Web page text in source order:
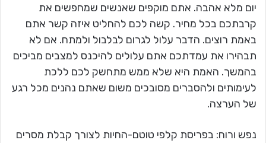
יום מלא אהבה. אתם מוקפים שאנשים שמחפשים את
קרבתכם בכל מחיר. קשה לכם להחליט איזה קשר אתם
באמת רוצים. הדבר עלול לגרום לבלבול ולמתח. אם לא
תבהירו את עמדתכם אתם עלולים להיכנס למצבים מביכים
בהמשך. האמת היא שלא ממש מתחשק לכם ללכת
לעימותים ולהסברים מסובכים משום שאתם נהנים מכל רגע
של הערצה.
נפש ורוח: בפריסת קלפי טוטם-החיות לצורך קבלת מסרים